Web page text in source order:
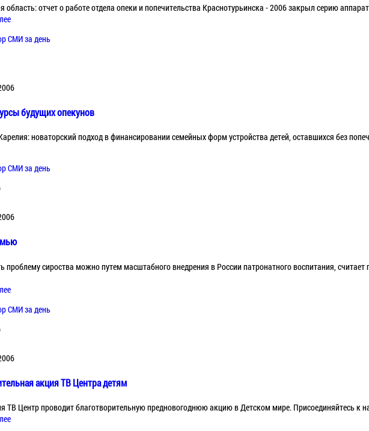
область: отчет о работе отдела опеки и попечительства Краснотурьинска - 2006 закрыл серию
СМИ за день
будущих опекунов
новаторский подход в финансировании семейных форм устройства детей, оставшихся без
СМИ за день
проблему сироства можно путем масштабного внедрения в России патронатного воспитания, считает
СМИ за день
акция ТВ Центра детям
ТВ Центр проводит благотворительную предновогоднюю акцию в Детском мире. Присоединяйтесь к